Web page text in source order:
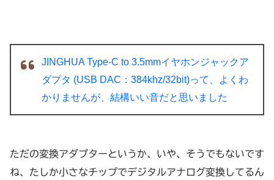
JINGHUA Type-C to 3.5mmイヤホンジャックア
ダプタ (USB DAC：384khz/32bit)って、よくわ
かりませんが、結構いい音だと思いました
ただの変換アダプターというか、いや、そうでもないです
ね、たしか小さなチップでデジタルアナログ変換してるん